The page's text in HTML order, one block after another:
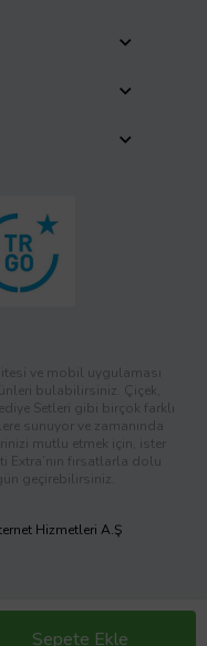
Sepete Ekle
ve mobil uygulaması
bulabilirsiniz. Çiçek,
Setleri gibi birçok farklı
sunuyor ve zamanında
mutlu etmek için, ister
Extra’nın fırsatlarla dolu
geçirebilirsiniz.
Hizmetleri A.Ş